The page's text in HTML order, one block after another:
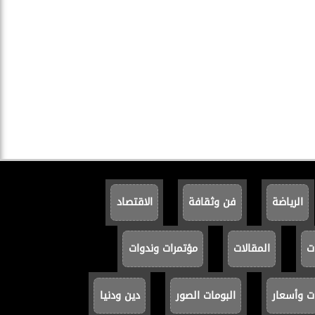
الرياضة فن وثقافة الاقتصاد
المقالات مؤتمرات وندوات
وأسعار البومات الصور دين ودنيا